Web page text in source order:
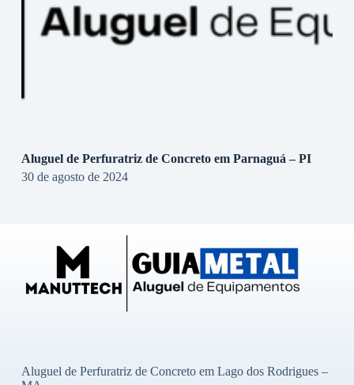
Aluguel de Perfuratriz de Concreto em Parnaguá – PI
30 de agosto de 2024
Aluguel de Perfuratriz de Concreto em Lago dos Rodrigues –